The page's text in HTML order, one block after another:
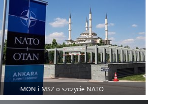
MON i MSZ o szczycie NATO